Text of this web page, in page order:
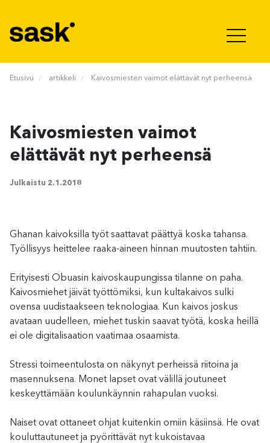
Etusivu artikkeli Kaivosmiesten vaimot elättävät nyt perheensä
Kaivosmiesten vaimot
elättävät nyt perheensä
Julkaistu 2.1.2018
Ghanan kaivoksilla työt saattavat päättyä koska tahansa.
Työllisyys heittelee raaka-aineen hinnan muutosten tahtiin.
Erityisesti Obuasin kaivoskaupungissa tilanne on paha.
Kaivosmiehet jäivät työttömiksi, kun kultakaivos sulki
ovensa uudistaakseen teknologiaa. Kun kaivos joskus
avataan uudelleen, miehet tuskin saavat työtä, koska heillä
ei ole digitalisaation vaatimaa osaamista.
Stressi toimeentulosta on näkynyt perheissä riitoina ja
masennuksena. Monet lapset ovat välillä joutuneet
keskeyttämään koulunkäynnin rahapulan vuoksi.
Naiset ovat ottaneet ohjat kuitenkin omiin käsiinsä. He ovat
kouluttautuneet ja pyörittävät nyt kukoistavaa